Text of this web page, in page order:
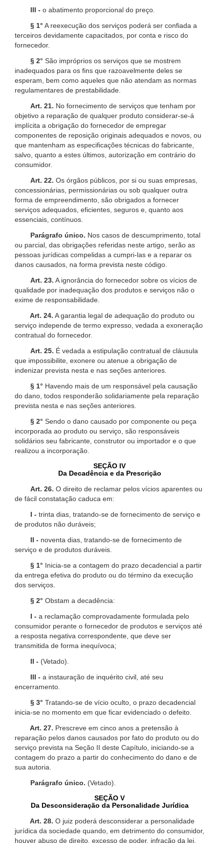
III - o abatimento proporcional do preço.
§ 1° A reexecução dos serviços poderá ser confiada a
terceiros devidamente capacitados, por conta e risco do
fornecedor.
§ 2° São impróprios os serviços que se mostrem
inadequados para os fins que razoavelmente deles se
esperam, bem como aqueles que não atendam as normas
regulamentares de prestabilidade.
Art. 21. No fornecimento de serviços que tenham por
objetivo a reparação de qualquer produto considerar-se-á
implícita a obrigação do fornecedor de empregar
componentes de reposição originais adequados e novos, ou
que mantenham as especificações técnicas do fabricante,
salvo, quanto a estes últimos, autorização em contrário do
consumidor.
Art. 22. Os órgãos públicos, por si ou suas empresas,
concessionárias, permissionárias ou sob qualquer outra
forma de empreendimento, são obrigados a fornecer
serviços adequados, eficientes, seguros e, quanto aos
essenciais, contínuos.
Parágrafo único. Nos casos de descumprimento, total
ou parcial, das obrigações referidas neste artigo, serão as
pessoas jurídicas compelidas a cumpri-las e a reparar os
danos causados, na forma prevista neste código.
Art. 23. A ignorância do fornecedor sobre os vícios de
qualidade por inadequação dos produtos e serviços não o
exime de responsabilidade.
Art. 24. A garantia legal de adequação do produto ou
serviço independe de termo expresso, vedada a exoneração
contratual do fornecedor.
Art. 25. É vedada a estipulação contratual de cláusula
que impossibilite, exonere ou atenue a obrigação de
indenizar prevista nesta e nas seções anteriores.
§ 1° Havendo mais de um responsável pela causação
do dano, todos responderão solidariamente pela reparação
prevista nesta e nas seções anteriores.
§ 2° Sendo o dano causado por componente ou peça
incorporada ao produto ou serviço, são responsáveis
solidários seu fabricante, construtor ou importador e o que
realizou a incorporação.
SEÇÃO IV
Da Decadência e da Prescrição
Art. 26. O direito de reclamar pelos vícios aparentes ou
de fácil constatação caduca em:
I - trinta dias, tratando-se de fornecimento de serviço e
de produtos não duráveis;
II - noventa dias, tratando-se de fornecimento de
serviço e de produtos duráveis.
§ 1° Inicia-se a contagem do prazo decadencial a partir
da entrega efetiva do produto ou do término da execução
dos serviços.
§ 2° Obstam a decadência:
I - a reclamação comprovadamente formulada pelo
consumidor perante o fornecedor de produtos e serviços até
a resposta negativa correspondente, que deve ser
transmitida de forma inequívoca;
II - (Vetado).
III - a instauração de inquérito civil, até seu
encerramento.
§ 3° Tratando-se de vício oculto, o prazo decadencial
inicia-se no momento em que ficar evidenciado o defeito.
Art. 27. Prescreve em cinco anos a pretensão à
reparação pelos danos causados por fato do produto ou do
serviço prevista na Seção II deste Capítulo, iniciando-se a
contagem do prazo a partir do conhecimento do dano e de
sua autoria.
Parágrafo único. (Vetado).
SEÇÃO V
Da Desconsideração da Personalidade Jurídica
Art. 28. O juiz poderá desconsiderar a personalidade
jurídica da sociedade quando, em detrimento do consumidor,
houver abuso de direito, excesso de poder, infração da lei,